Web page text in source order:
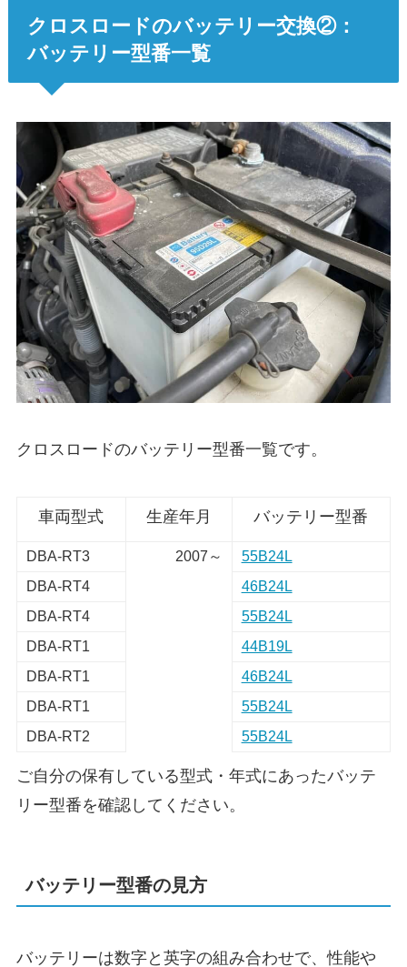
クロスロードのバッテリー交換②：
バッテリー型番一覧
クロスロードのバッテリー型番一覧です。
車両型式 生産年月 バッテリー型番
DBA-RT3 2007～
55B24L
DBA-RT4
46B24L
DBA-RT4
55B24L
DBA-RT1
44B19L
DBA-RT1
46B24L
DBA-RT1
55B24L
DBA-RT2
55B24L
ご自分の保有している型式・年式にあったバッテ
リー型番を確認してください。
バッテリー型番の見方
バッテリーは数字と英字の組み合わせで、性能や